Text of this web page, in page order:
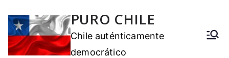
PURO CHILE
Chile auténticamente
democrático